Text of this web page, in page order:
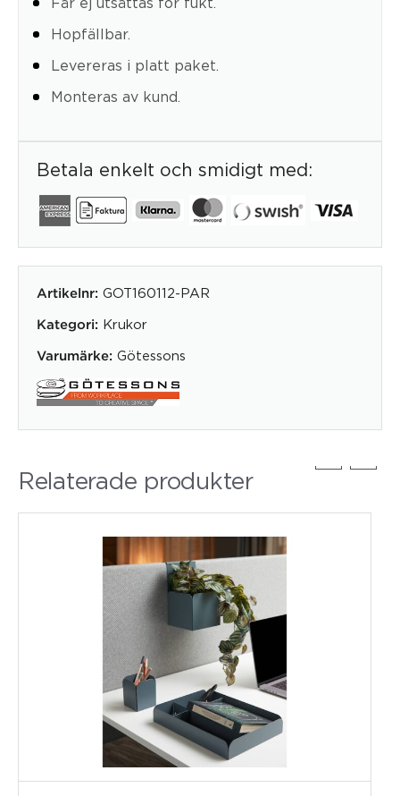
Hopfällbar.
Levereras i platt paket.
Monteras av kund.
Betala enkelt och smidigt med:
Artikelnr: GOT160112-PAR
Kategori: Krukor
Varumärke: Götessons
Relaterade produkter